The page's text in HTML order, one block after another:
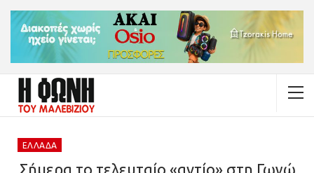
ΕΛΛΆΔΑ
Σήμερα το τελευταίο «αντίο» στη Γωγώ